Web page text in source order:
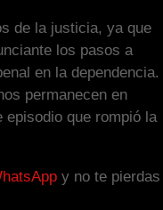
de la justicia, ya que
los pasos a
en la dependencia.
permanecen en
episodio que rompió la
y no te pierdas